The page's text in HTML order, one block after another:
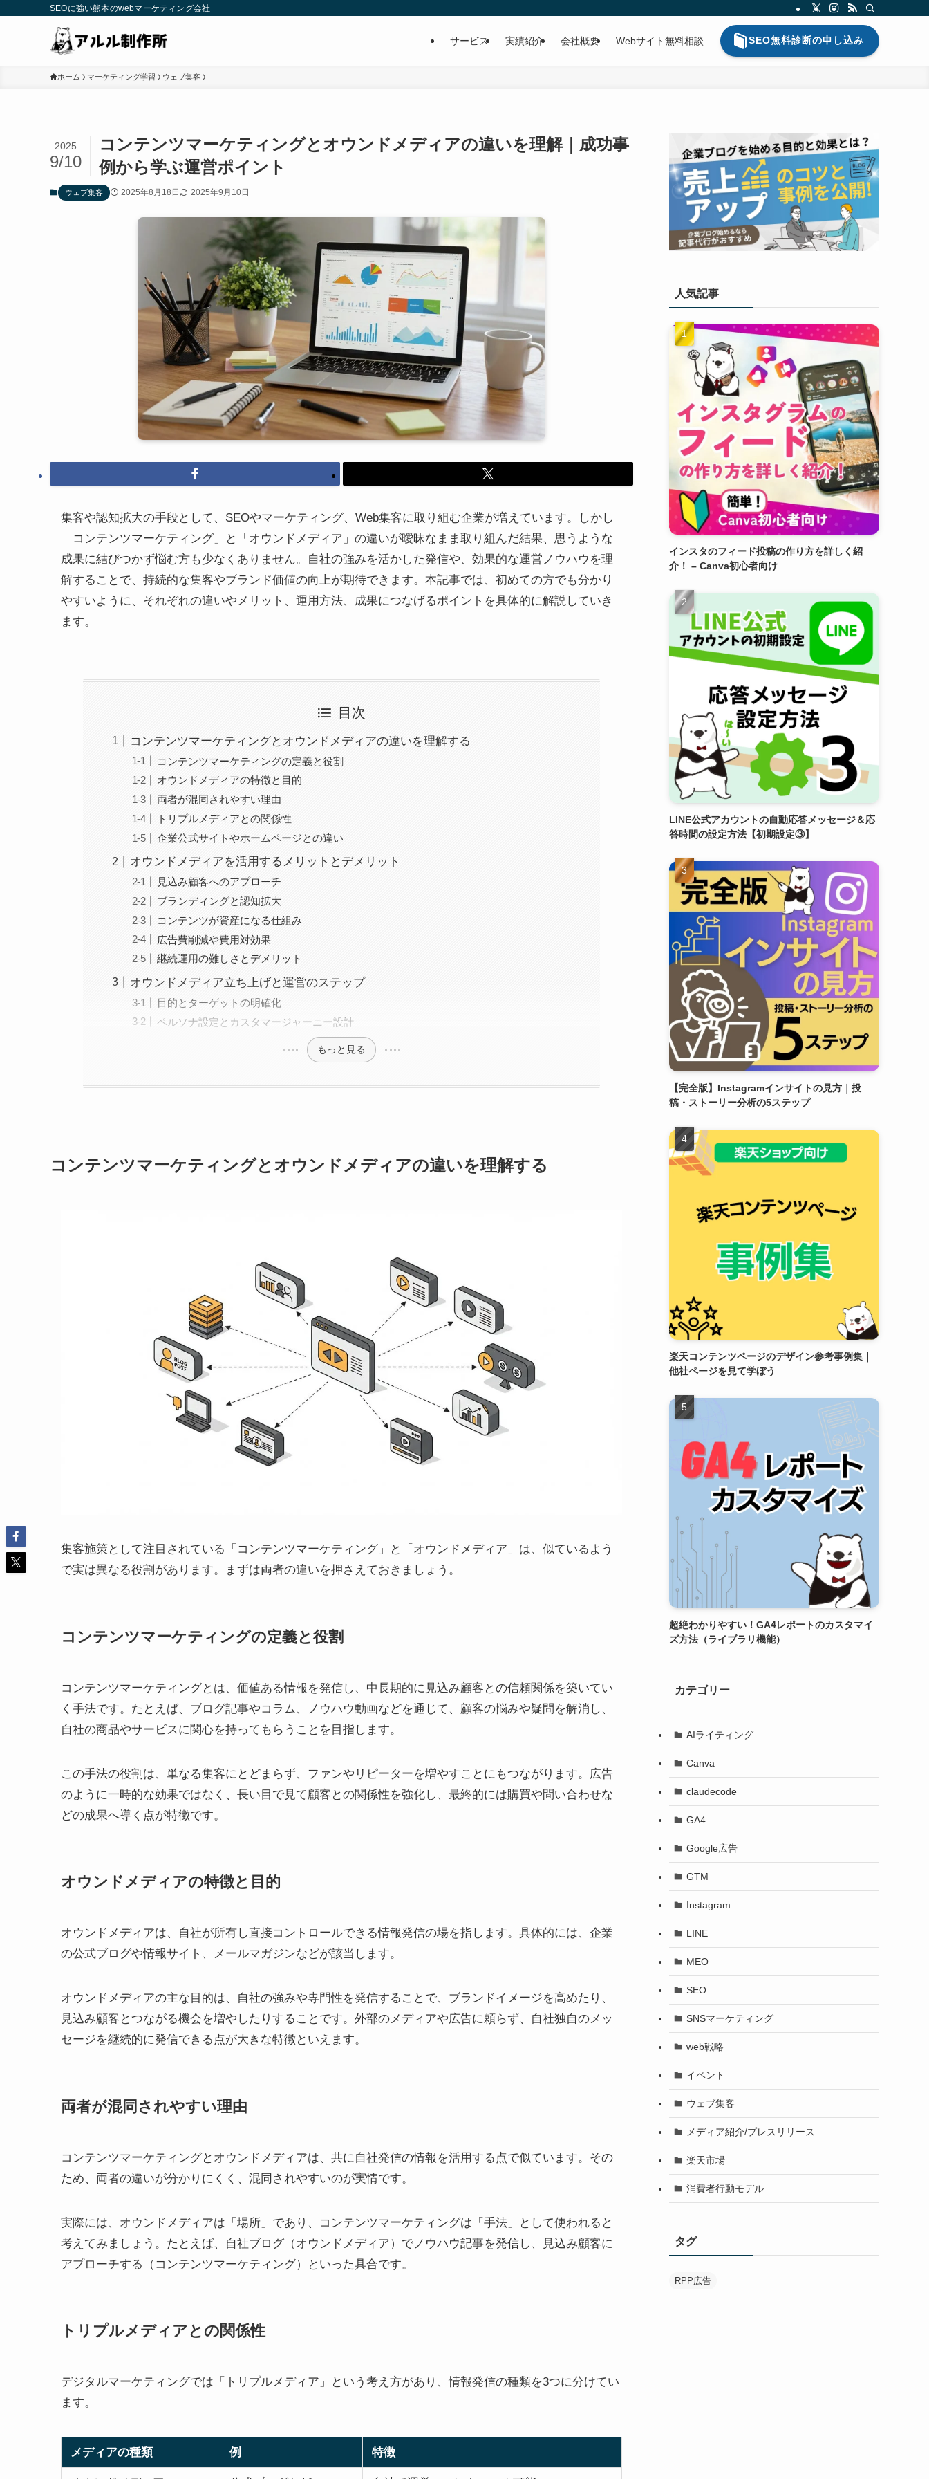
SEOに強い熊本のwebマーケティング会社
サービス 実績紹介 会社概要 Webサイト無料相談 SEO無料診断の申し込み
ホーム マーケティング学習 ウェブ集客
コンテンツマーケティングとオウンドメディアの違いを理解｜成功事
例から学ぶ運営ポイント
2025
9/10
ウェブ集客 2025年8月18日 2025年9月10日
集客や認知拡大の手段として、SEOやマーケティング、Web集客に取り組む企業が増えています。しかし
「コンテンツマーケティング」と「オウンドメディア」の違いが曖昧なまま取り組んだ結果、思うような
成果に結びつかず悩む方も少なくありません。自社の強みを活かした発信や、効果的な運営ノウハウを理
解することで、持続的な集客やブランド価値の向上が期待できます。本記事では、初めての方でも分かり
やすいように、それぞれの違いやメリット、運用方法、成果につなげるポイントを具体的に解説していき
ます。
目次
コンテンツマーケティングとオウンドメディアの違いを理解する
コンテンツマーケティングの定義と役割
オウンドメディアの特徴と目的
両者が混同されやすい理由
トリプルメディアとの関係性
企業公式サイトやホームページとの違い
オウンドメディアを活用するメリットとデメリット
見込み顧客へのアプローチ
ブランディングと認知拡大
コンテンツが資産になる仕組み
広告費削減や費用対効果
継続運用の難しさとデメリット
オウンドメディア立ち上げと運営のステップ
目的とターゲットの明確化
ペルソナ設定とカスタマージャーニー設計
もっと見る
コンテンツマーケティングとオウンドメディアの違いを理解する
集客施策として注目されている「コンテンツマーケティング」と「オウンドメディア」は、似ているよう
で実は異なる役割があります。まずは両者の違いを押さえておきましょう。
コンテンツマーケティングの定義と役割
コンテンツマーケティングとは、価値ある情報を発信し、中長期的に見込み顧客との信頼関係を築いてい
く手法です。たとえば、ブログ記事やコラム、ノウハウ動画などを通じて、顧客の悩みや疑問を解消し、
自社の商品やサービスに関心を持ってもらうことを目指します。
この手法の役割は、単なる集客にとどまらず、ファンやリピーターを増やすことにもつながります。広告
のように一時的な効果ではなく、長い目で見て顧客との関係性を強化し、最終的には購買や問い合わせな
どの成果へ導く点が特徴です。
オウンドメディアの特徴と目的
オウンドメディアは、自社が所有し直接コントロールできる情報発信の場を指します。具体的には、企業
の公式ブログや情報サイト、メールマガジンなどが該当します。
オウンドメディアの主な目的は、自社の強みや専門性を発信することで、ブランドイメージを高めたり、
見込み顧客とつながる機会を増やしたりすることです。外部のメディアや広告に頼らず、自社独自のメッ
セージを継続的に発信できる点が大きな特徴といえます。
両者が混同されやすい理由
コンテンツマーケティングとオウンドメディアは、共に自社発信の情報を活用する点で似ています。その
ため、両者の違いが分かりにくく、混同されやすいのが実情です。
実際には、オウンドメディアは「場所」であり、コンテンツマーケティングは「手法」として使われると
考えてみましょう。たとえば、自社ブログ（オウンドメディア）でノウハウ記事を発信し、見込み顧客に
アプローチする（コンテンツマーケティング）といった具合です。
トリプルメディアとの関係性
デジタルマーケティングでは「トリプルメディア」という考え方があり、情報発信の種類を3つに分けてい
ます。
メディアの種類 例 特徴
人気記事
インスタのフィード投稿の作り方を詳しく紹
介！ – Canva初心者向け
LINE公式アカウントの自動応答メッセージ＆応
答時間の設定方法【初期設定③】
【完全版】Instagramインサイトの見方｜投
稿・ストーリー分析の5ステップ
楽天コンテンツページのデザイン参考事例集｜
他社ページを見て学ぼう
超絶わかりやすい！GA4レポートのカスタマイ
ズ方法（ライブラリ機能）
カテゴリー
AIライティング
Canva
claudecode
GA4
Google広告
GTM
Instagram
LINE
MEO
SEO
SNSマーケティング
web戦略
イベント
ウェブ集客
メディア紹介/プレスリリース
楽天市場
消費者行動モデル
タグ
RPP広告